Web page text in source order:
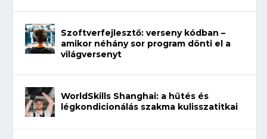
Szoftverfejlesztő: verseny kódban –
amikor néhány sor program dönti el a
világversenyt
WorldSkills Shanghai: a hűtés és
légkondicionálás szakma kulisszatitkai